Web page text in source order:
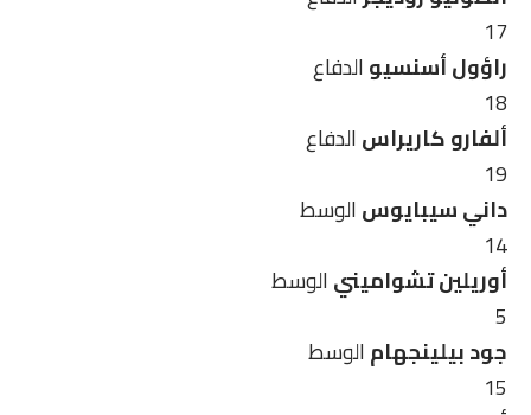
17
راؤول أسنسيوالدفاع
18
ألفارو كاريراسالدفاع
19
داني سيبايوسالوسط
14
أوريلين تشوامينيالوسط
5
جود بيلينجهامالوسط
15